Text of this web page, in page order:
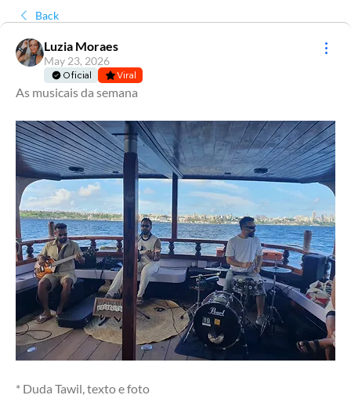
Back
Luzia Moraes
May 23, 2026
Oficial Viral
As musicais da semana
* Duda Tawil, texto e foto